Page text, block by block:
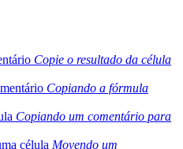
Copie o resultado da célula
Copiando a fórmula
Copiando um comentário para
célula Movendo um